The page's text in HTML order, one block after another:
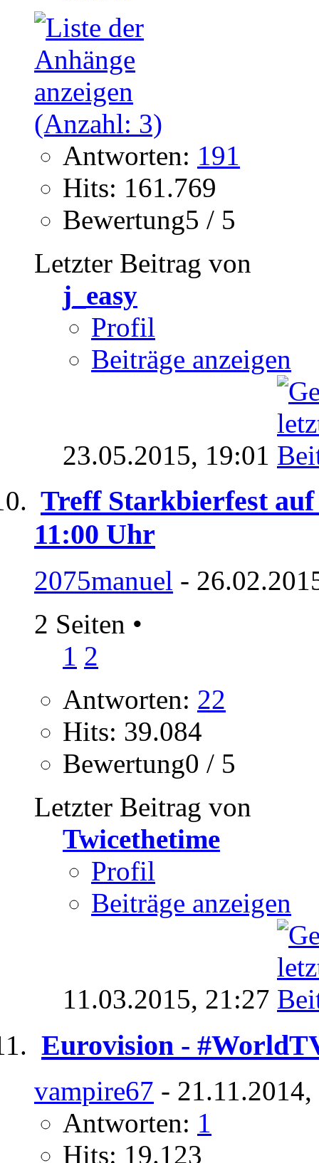
Antworten: 191
Hits: 161.769
Bewertung5 / 5
Letzter Beitrag von
j_easy
Profil
Beiträge anzeigen
23.05.2015, 19:01
Treff Starkbierfest auf
11:00 Uhr
2075manuel -
2 Seiten •
1 2
Antworten: 22
Hits: 39.084
Bewertung0 / 5
Letzter Beitrag von
Twicethetime
Profil
Beiträge anzeigen
11.03.2015, 21:27
Eurovision -
vampire67 -
Antworten: 1
Hits: 19.123